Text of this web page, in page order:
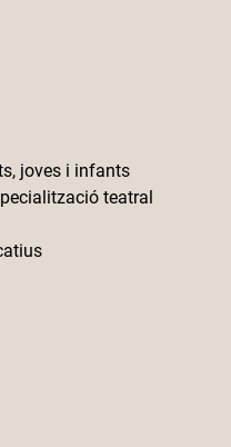
joves i infants
teatral